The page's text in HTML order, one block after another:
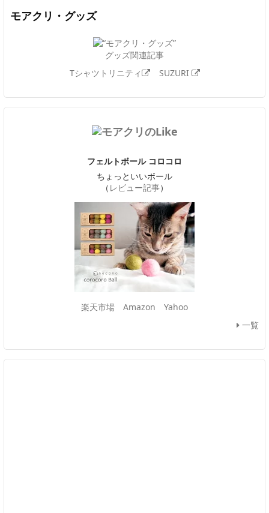
モアクリ・グッズ
グッズ関連記事
Tシャツトリニティ
SUZURI
フェルトボール コロコロ
ちょっといいボール
（ レビュー記事）
楽天市場 Amazon
Yahoo
一覧